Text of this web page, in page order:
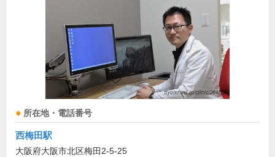
所在地・電話番号
西梅田駅
大阪府大阪市北区梅田2-5-25